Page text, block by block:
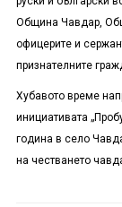
Община Чавдар,
офицерите и
признателните
Хубавото време
инициативата
година в село
на честването